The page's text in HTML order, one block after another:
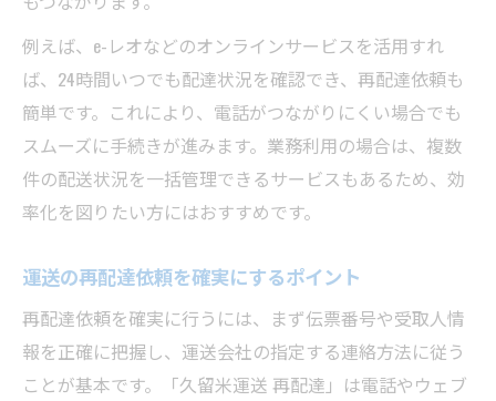
例えば、e-レオなどのオンラインサービスを活用すれ
ば、24時間いつでも配達状況を確認でき、再配達依頼も
簡単です。これにより、電話がつながりにくい場合でも
スムーズに手続きが進みます。業務利用の場合は、複数
件の配送状況を一括管理できるサービスもあるため、効
率化を図りたい方にはおすすめです。
運送の再配達依頼を確実にするポイント
再配達依頼を確実に行うには、まず伝票番号や受取人情
報を正確に把握し、運送会社の指定する連絡方法に従う
ことが基本です。「久留米運送 再配達」は電話やウェブ